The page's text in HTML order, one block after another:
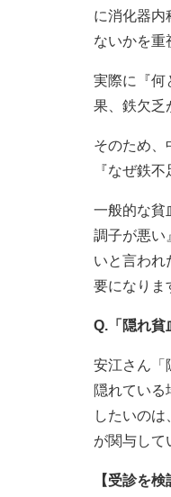
に消化器内
ないかを重
実際に『何
果、鉄欠乏
そのため、
『なぜ鉄
一般的な貧
調子が悪い
いと言われ
要になりま
Q.「隠れ貧
安江さん「
隠れてい
したいの
が関与して
【受診を